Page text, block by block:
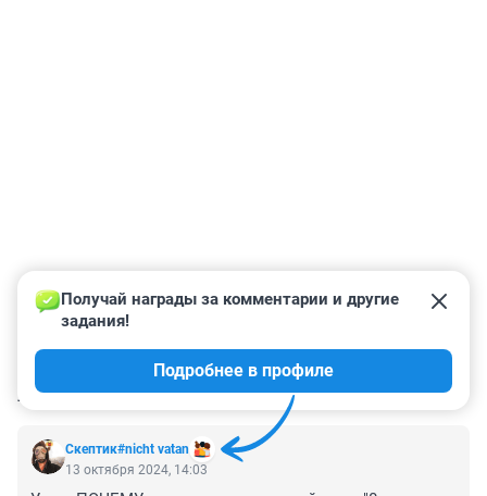
КОММЕНТАРИИ 1
Скептик#nicht vatan
Получай награды за комментарии и другие
задания!
Подробнее в профиле
13 октября 2024, 14:03